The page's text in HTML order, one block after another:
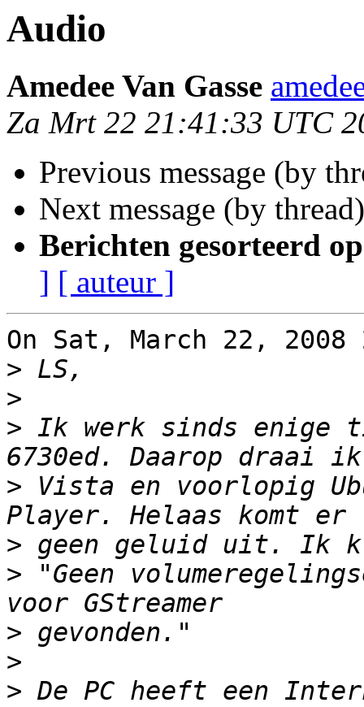
Audio
Amedee Van Gasse
Za Mrt 22 21:41:33 UTC
Previous message (by
Next message (by
Berichten gesorteerd
] [ auteur ]
On Sat, March 22,
>
>
> Ik werk sinds enige
> Vista en voorlopig
>
> "Geen
>
>
> De PC heeft een Intern